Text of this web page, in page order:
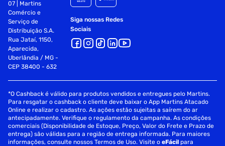
07 | Martins
Comércio e
Serviço de
Distribuição S.A.
Rua Jataí, 1150,
Aparecida,
Uberlândia / MG -
CEP 38400 - 632
Siga nossas Redes
Sociais
*O Cashback é válido para produtos vendidos e entregues pelo Martins.
Para resgatar o cashback o cliente deve baixar o App Martins Atacado
Online e realizar o cadastro. As ações estão sujeitas a saírem do ar
antecipadamente. Verifique o regulamento da campanha. As condições
comerciais (Disponibilidade de Estoque, Preço, Valor do Frete e Prazo de
entrega) são válidas para a região de entrega informada. Para maiores
informações, consulte nossos Termos de Uso. Visite oeFácil para